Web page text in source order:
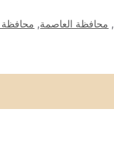
, محافظة العاصمة, محافظة